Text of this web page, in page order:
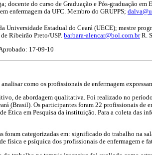
docente do curso de Graduação e Pós-graduação em
enfermagem da UFC. Membro do GRUPPS;
Universidade Estadual do Ceará (UECE); mestre
Ribeirão Preto/USP. barbara-alencar@bol.com.brR.
17-09-10
como os profissionais de enfermagem
de abordagem qualitativa. Foi realizado no
(Brasil). Os participantes foram 22 profissionais de
Ética em Pesquisa da instituição. Para a coleta das
foram categorizadas em: significado do trabalho na
física e psíquica dos profissionais de enfermagem e